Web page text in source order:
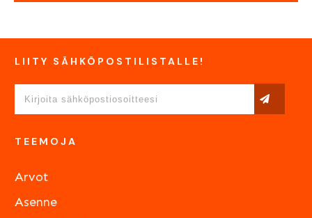
TEEMOJA
Arvot
Asenne
LIITY SÄHKÖPOSTILISTALLE!